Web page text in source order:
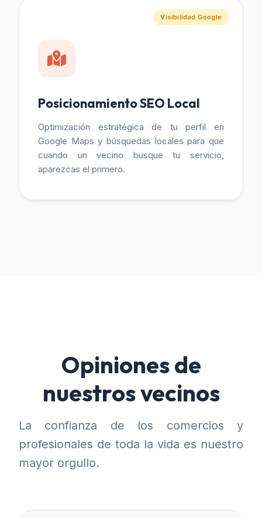
Visibilidad Google
Posicionamiento SEO Local
Optimización estratégica de tu perfil en
Google Maps y búsquedas locales para que
cuando un vecino busque tu servicio,
aparezcas el primero.
Opiniones de
nuestros vecinos
La confianza de los comercios y
profesionales de toda la vida es nuestro
mayor orgullo.